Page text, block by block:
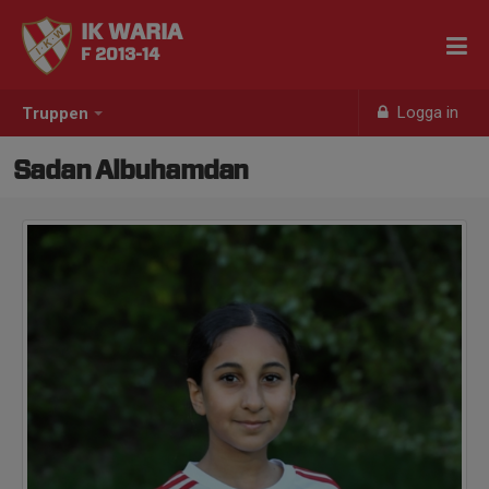
Truppen Logga in
IK WARIA
F 2013-14
Sadan Albuhamdan